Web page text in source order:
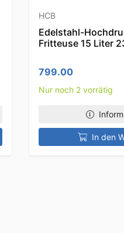
HCB
Edelstahl-
Fritteuse 15 Liter
799.00
Nur noch 2 vorrätig
In den